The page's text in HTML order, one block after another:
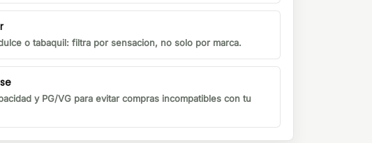
o tabaquil: filtra por sensacion, no solo por marca.
y PG/VG para evitar compras incompatibles con tu